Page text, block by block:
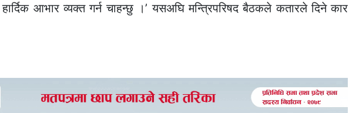
हार्दिक आभार व्यक्त गर्न चाहन्छु ।’ यसअघि मन्त्रिपरिषद बैठकले कतारले दिने कार